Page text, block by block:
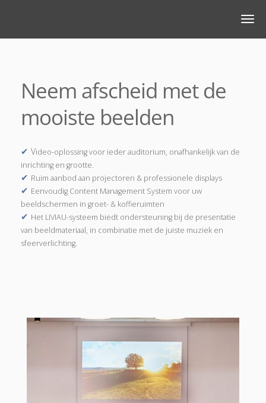
Neem afscheid met de
mooiste beelden
✔ Video-oplossing voor ieder auditorium, onafhankelijk van de
inrichting en grootte.
✔ Ruim aanbod aan projectoren & professionele displays
✔ Eenvoudig Content Management System voor uw
beeldschermen in groet- & koffieruimten
✔ Het LIVIAU-systeem biedt ondersteuning bij de presentatie
van beeldmateriaal, in combinatie met de juiste muziek en
sfeerverlichting.